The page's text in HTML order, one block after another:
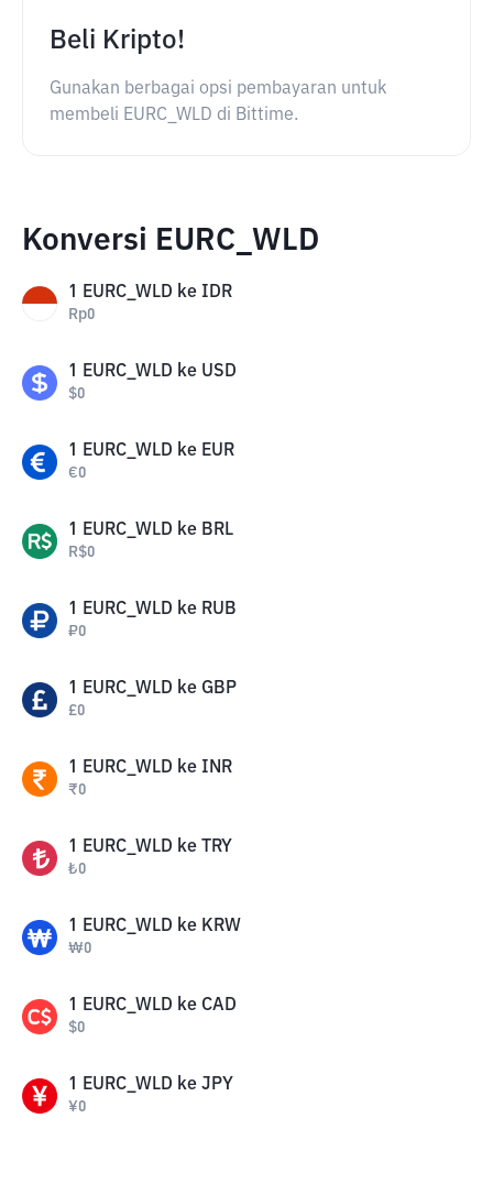
Beli Kripto!
Gunakan berbagai opsi pembayaran untuk
membeli EURC_WLD di Bittime.
Konversi EURC_WLD
1 EURC_WLD ke IDR
Rp0
1 EURC_WLD ke USD
$0
1 EURC_WLD ke EUR
€0
1 EURC_WLD ke BRL
R$0
1 EURC_WLD ke RUB
₽0
1 EURC_WLD ke GBP
£0
1 EURC_WLD ke INR
₹0
1 EURC_WLD ke TRY
₺0
1 EURC_WLD ke KRW
₩0
1 EURC_WLD ke CAD
$0
1 EURC_WLD ke JPY
¥0